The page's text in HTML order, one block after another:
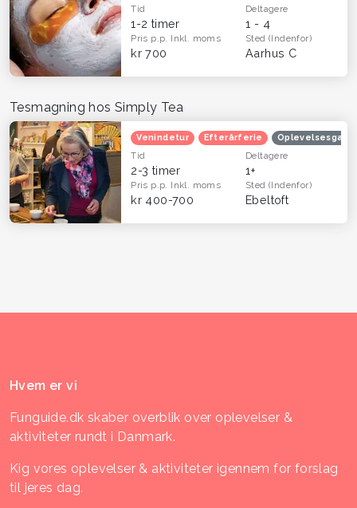
Tid
1-2 timer
Deltagere
1 - 4
Pris p.p. Inkl. moms
kr 700
Sted(Indenfor)
Aarhus C
Tesmagning hos Simply Tea
Venindetur Efterårferie
Tid
2-3 timer
Deltagere
1+
Pris p.p. Inkl. moms
kr 400-700
Sted(Indenfor)
Ebeltoft
Hvem er vi
Funguide.dk skaber overblik over oplevelser &
aktiviteter rundt i Danmark.
Kig vores oplevelser & aktiviteter igennem for forslag
til jeres dag.